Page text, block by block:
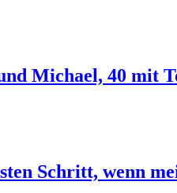
Michael, 40 mit
Schritt, wenn